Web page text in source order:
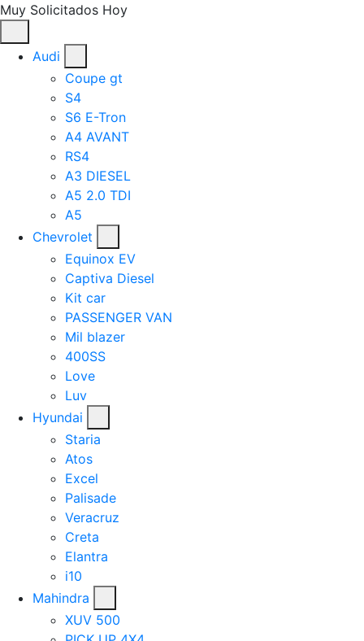
Muy Solicitados Hoy
Audi
Coupe gt
S4
S6 E-Tron
A4 AVANT
RS4
A3 DIESEL
A5 2.0 TDI
A5
Chevrolet
Equinox EV
Captiva Diesel
Kit car
PASSENGER VAN
Mil blazer
400SS
Love
Luv
Hyundai
Staria
Atos
Excel
Palisade
Veracruz
Creta
Elantra
i10
Mahindra
XUV 500